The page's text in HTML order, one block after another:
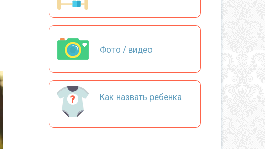
Фото / видео
Как назвать ребенка